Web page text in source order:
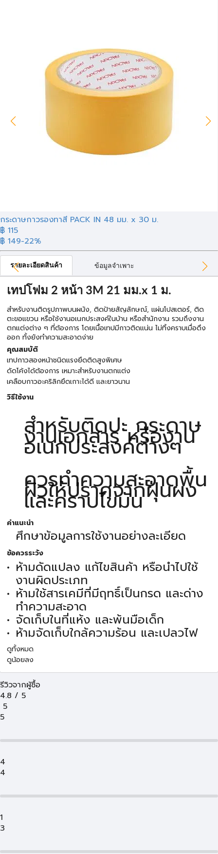
กระดาษกาวรองทาสี PACK IN 48 มม. x 30 ม.
฿ 115
฿ 149-22%
รายละเอียดสินค้า ข้อมูลจำเพาะ
เทปโฟม 2 หน้า 3M 21 มม.x 1 ม.
สำหรับงานติดรูปภาพบนผนัง, ติดป้ายสัญลักษณ์, แผ่นโปสเตอร์, ติด
ตะขอแขวน หรือใช้งานอเนกประสงค์ในบ้าน หรือสำนักงาน รวมถึงงาน
ตกแต่งต่าง ๆ ที่ต้องการ โดยเนื้อเทปมีกาวติดแน่น ไม่ทิ้งคราบเมื่อดึง
ออก ทั้งยังทำความสะอาดง่าย
คุณสมบัติ
เทปกาวสองหน้าชนิดแรงยึดติดสูงพิเศษ
ดัดโค้งได้ต้องการ เหมาะสำหรับงานตกแต่ง
เคลือบกาวอะคริลิกยึดเกาะได้ดี และยาวนาน
วิธีใช้งาน
สำหรับติดปะ กระดาษ
งานเอกสาร หรืองาน
อเนกประสงค์ต่างๆ
ควรทำความสะอาดพื้น
ผิวให้ปราศจากฝุ่นผง
และคราบไขมัน
คำแนะนำ
ศึกษาข้อมูลการใช้งานอย่างละเอียด
ข้อควรระวัง
ห้ามดัดแปลง แก้ไขสินค้า หรือนำไปใช้
งานผิดประเภท
ห้ามใช้สารเคมีที่มีฤทธิ์เป็นกรด และด่าง
ทำความสะอาด
จัดเก็บในที่แห้ง และพ้นมือเด็ก
ห้ามจัดเก็บใกล้ความร้อน และเปลวไฟ
ดูทั้งหมด
ดูน้อยลง
รีวิวจากผู้ซื้อ
4.8 / 5
5
5
4
4
1
3